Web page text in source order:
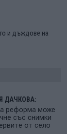
и дъждове на
ДАЧКОВА:
реформа може
със снимки
от село